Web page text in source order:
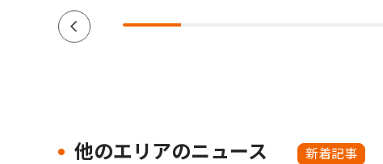
他のエリアのニュース 新着記事